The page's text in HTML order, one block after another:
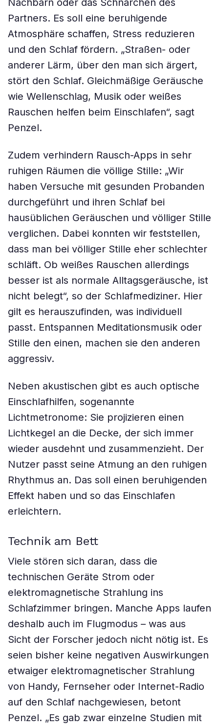
Nachbarn oder das Schnarchen des
Partners. Es soll eine beruhigende
Atmosphäre schaffen, Stress reduzieren
und den Schlaf fördern. „Straßen- oder
anderer Lärm, über den man sich ärgert,
stört den Schlaf. Gleichmäßige Geräusche
wie Wellenschlag, Musik oder weißes
Rauschen helfen beim Einschlafen“, sagt
Penzel.
Zudem verhindern Rausch-Apps in sehr
ruhigen Räumen die völlige Stille: „Wir
haben Versuche mit gesunden Probanden
durchgeführt und ihren Schlaf bei
hausüblichen Geräuschen und völliger Stille
verglichen. Dabei konnten wir feststellen,
dass man bei völliger Stille eher schlechter
schläft. Ob weißes Rauschen allerdings
besser ist als normale Alltagsgeräusche, ist
nicht belegt“, so der Schlafmediziner. Hier
gilt es herauszufinden, was individuell
passt. Entspannen Meditationsmusik oder
Stille den einen, machen sie den anderen
aggressiv.
Neben akustischen gibt es auch optische
Einschlafhilfen, sogenannte
Lichtmetronome: Sie projizieren einen
Lichtkegel an die Decke, der sich immer
wieder ausdehnt und zusammenzieht. Der
Nutzer passt seine Atmung an den ruhigen
Rhythmus an. Das soll einen beruhigenden
Effekt haben und so das Einschlafen
erleichtern.
Technik am Bett
Viele stören sich daran, dass die
technischen Geräte Strom oder
elektromagnetische Strahlung ins
Schlafzimmer bringen. Manche Apps laufen
deshalb auch im Flugmodus – was aus
Sicht der Forscher jedoch nicht nötig ist. Es
seien bisher keine negativen Auswirkungen
etwaiger elektromagnetischer Strahlung
von Handy, Fernseher oder Internet-Radio
auf den Schlaf nachgewiesen, betont
Penzel. „Es gab zwar einzelne Studien mit